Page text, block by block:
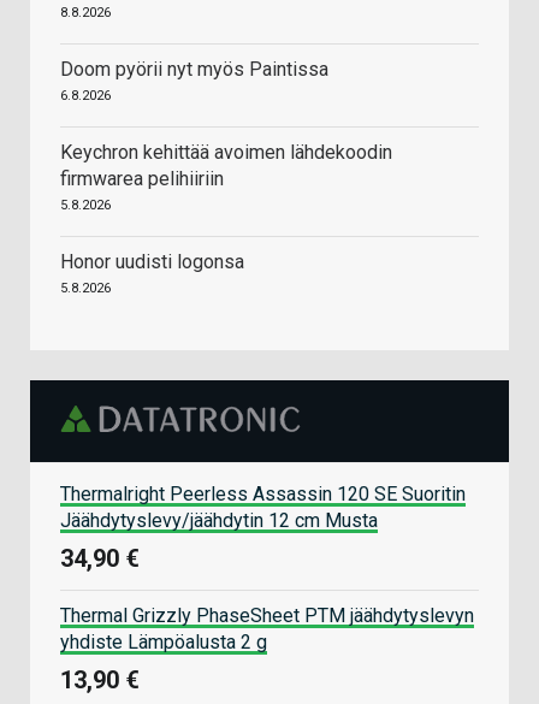
8.8.2026
Doom pyörii nyt myös Paintissa
6.8.2026
Keychron kehittää avoimen lähdekoodin
firmwarea pelihiiriin
5.8.2026
Honor uudisti logonsa
5.8.2026
Thermalright Peerless Assassin 120 SE Suoritin
Jäähdytyslevy/jäähdytin 12 cm Musta
34,90 €
Thermal Grizzly PhaseSheet PTM jäähdytyslevyn
yhdiste Lämpöalusta 2 g
13,90 €